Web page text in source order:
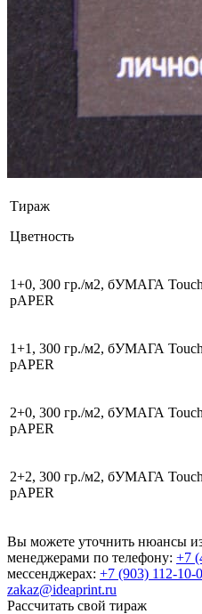
Тираж
Цветность
1+0, 300 гр./м2, бУМАГА Touch
pAPER
1+1, 300 гр./м2, бУМАГА Touch
pAPER
2+0, 300 гр./м2, бУМАГА Touch
pAPER
2+2, 300 гр./м2, бУМАГА Touch
pAPER
Вы можете уточнить нюансы
менеджерами по телефону: +7
мессенджерах: +7 (903) 112-10-
zakaz@ideaprint.ru
Рассчитать свой тираж